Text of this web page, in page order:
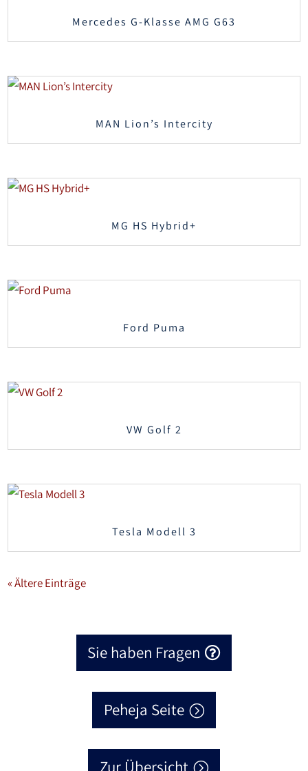
Mercedes G-Klasse AMG G63
MAN Lion’s Intercity
MG HS Hybrid+
Ford Puma
VW Golf 2
Tesla Modell 3
« Ältere Einträge
Sie haben Fragen
Peheja Seite
Zur Übersicht